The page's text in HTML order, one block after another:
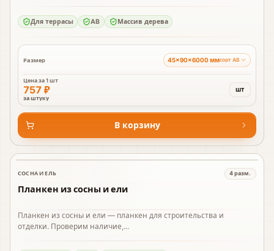
Для террасы AB Массив дерева
Размер 45×90×6000 ммсорт AB
Цена за1 шт
757 ₽
за штуку
шт
В корзину
В наличии
СОСНА И ЕЛЬ 4разм.
Планкен из сосны и ели
Планкен из сосны и ели — планкен для строительства и
отделки. Проверим наличие,...